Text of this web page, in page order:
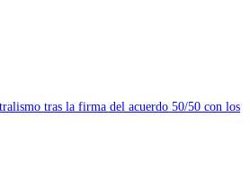
tras la firma del acuerdo 50/50 con los